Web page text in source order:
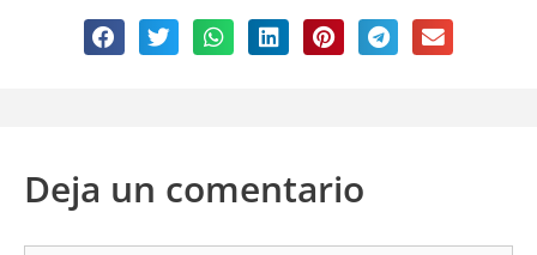
Deja un comentario